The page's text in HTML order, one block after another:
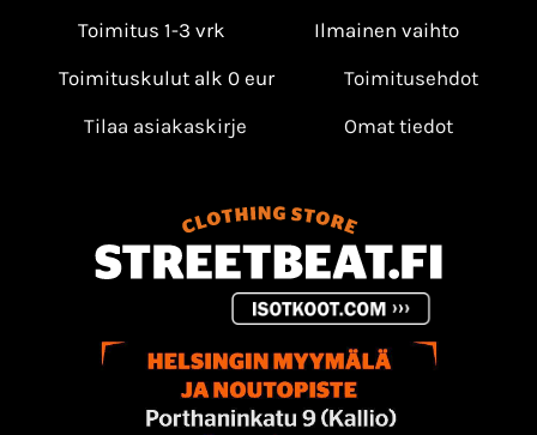
Toimitus 1-3 vrk
Ilmainen vaihto
Toimituskulut alk 0 eur
Toimitusehdot
Tilaa asiakaskirje
Omat tiedot